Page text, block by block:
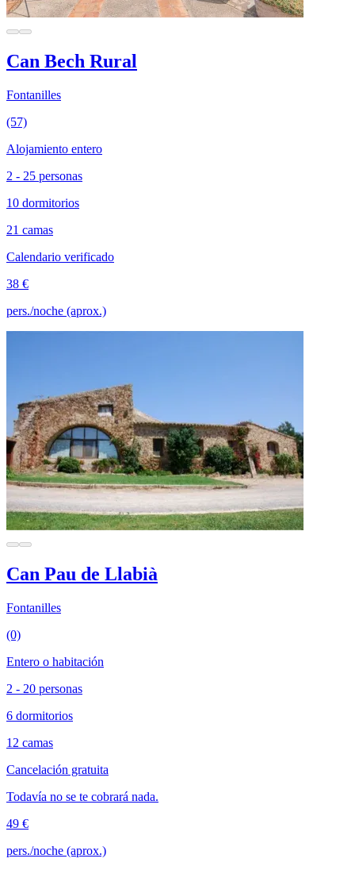
Can Bech Rural
Fontanilles
(57)
Alojamiento entero
2 - 25 personas
10 dormitorios
21 camas
Calendario verificado
38 €
pers./noche (aprox.)
Can Pau de Llabià
Fontanilles
(0)
Entero o habitación
2 - 20 personas
6 dormitorios
12 camas
Cancelación gratuita
Todavía no se te cobrará nada.
49 €
pers./noche (aprox.)